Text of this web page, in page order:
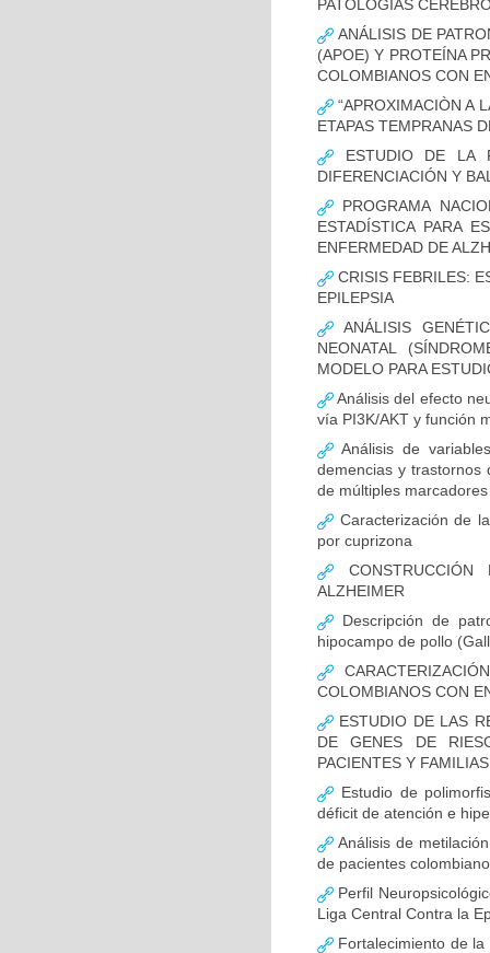
PATOLOGÍAS
ANÁLISIS DE
(APOE) Y PROTEÍNA
COLOMBIANOS CON
“APROXIMACIÒN A
ETAPAS TEMPRANAS
ESTUDIO DE LA
DIFERENCIACIÓN Y
PROGRAMA
ESTADÍSTICA PARA
ENFERMEDAD DE
CRISIS FEBRILES:
EPILEPSIA
ANÁLISIS
NEONATAL
MODELO PARA
Análisis del efecto
vía PI3K/AKT y función
Análisis de
demencias y trastornos
de múltiples
Caracterización de
por cuprizona
ALZHEIMER
Descripción de
hipocampo de pollo
COLOMBIANOS CON
ESTUDIO DE LAS
DE GENES DE
PACIENTES Y
Estudio de
déficit de atención e
Análisis de
de pacientes
Perfil
Liga Central Contra la
Fortalecimiento de la